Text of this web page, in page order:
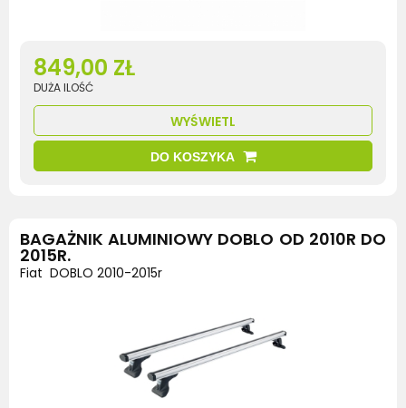
849,00 ZŁ
DUŻA ILOŚĆ
WYŚWIETL
DO KOSZYKA
BAGAŻNIK ALUMINIOWY DOBLO OD 2010R DO
2015R.
Fiat DOBLO 2010-2015r